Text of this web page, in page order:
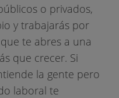
o privados,
y trabajarás por
te abres a una
que crecer. Si
la gente pero
laboral te